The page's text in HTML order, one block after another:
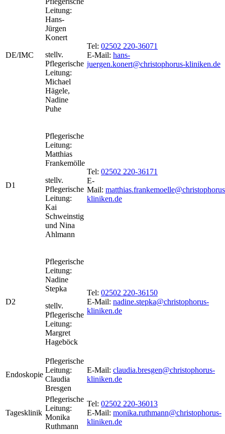
DE/IMC
Leitung:
Hans-
Jürgen
Konert
stellv.
Pflegerische
Leitung:
Michael
Hägele,
Nadine
Puhe
Tel: 02502 220-36071
E-Mail: hans-
juergen.konert@christophorus-kliniken.de
D1
Pflegerische
Leitung:
Matthias
Frankemölle
stellv.
Pflegerische
Leitung:
Kai
Schweinstig
und Nina
Ahlmann
Tel: 02502 220-36171
E-
Mail:
kliniken.de
D2
Pflegerische
Leitung:
Nadine
Stepka
stellv.
Pflegerische
Leitung:
Margret
Hageböck
Tel: 02502 220-36150
E-Mail: nadine.stepka@christophorus-
kliniken.de
Endoskopie
Pflegerische
Leitung:
Claudia
Bresgen
E-Mail: claudia.bresgen@christophorus-
kliniken.de
Tagesklinik
Pflegerische
Leitung:
Monika
Ruthmann
Tel: 02502 220-36013
E-Mail: monika.ruthmann@christophorus-
kliniken.de